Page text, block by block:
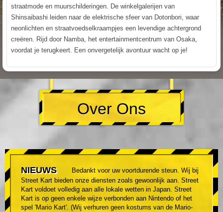
straatmode en muurschilderingen. De winkelgalerijen van
Shinsaibashi leiden naar de elektrische sfeer van Dotonbori, waar
neonlichten en straatvoedselkraampjes een levendige achtergrond
creëren. Rijd door Namba, het entertainmentcentrum van Osaka,
voordat je terugkeert. Een onvergetelijk avontuur wacht op je!
Over Ons
NIEUWS
Bedankt voor uw voortdurende steun. Wij bij
Street Kart bieden onze diensten zoals gewoonlijk aan. Street
Kart voldoet volledig aan alle lokale wetten in Japan. Street
Kart is op geen enkele wijze verbonden aan Nintendo of het
spel 'Mario Kart'. (Wij verhuren geen kostums van de Mario-